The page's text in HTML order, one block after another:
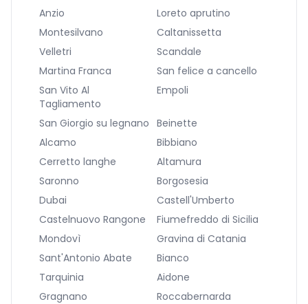
Anzio
Loreto aprutino
Montesilvano
Caltanissetta
Velletri
Scandale
Martina Franca
San felice a cancello
San Vito Al
Tagliamento
Empoli
San Giorgio su legnano Beinette
Alcamo
Bibbiano
Cerretto langhe
Altamura
Saronno
Borgosesia
Dubai
Castell'Umberto
Castelnuovo Rangone
Fiumefreddo di Sicilia
Mondovì
Gravina di Catania
Sant'Antonio Abate
Bianco
Tarquinia
Aidone
Gragnano
Roccabernarda